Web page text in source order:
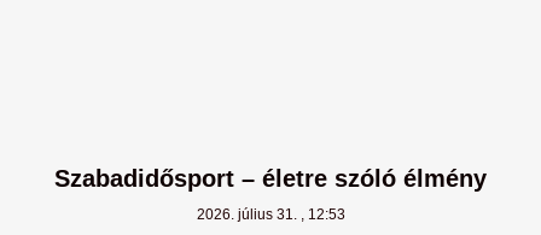
Szabadidősport – életre szóló élmény
2026. július 31. 12:53